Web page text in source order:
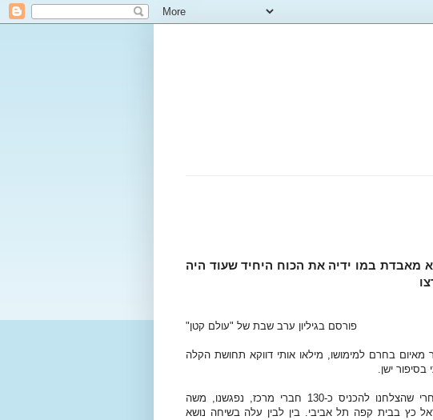
במו ידיה את הכוח היחיד שעוד היה
פורסם בגיליון ערב שבת של "עולם קטן"
מאיום בחרם למימושו, מילאו אותי דווקא תחושת הקלה
בסיפור ישן.
בתחילת ימיה של "מנהיגות יהודית" בליכוד, אחרי שהצלחנו להכניס כ-130 חברי מרכז, נפגשנו, משה
כץ בבית קפה תל אביבי. בין לבין עלה בשיחה נושא